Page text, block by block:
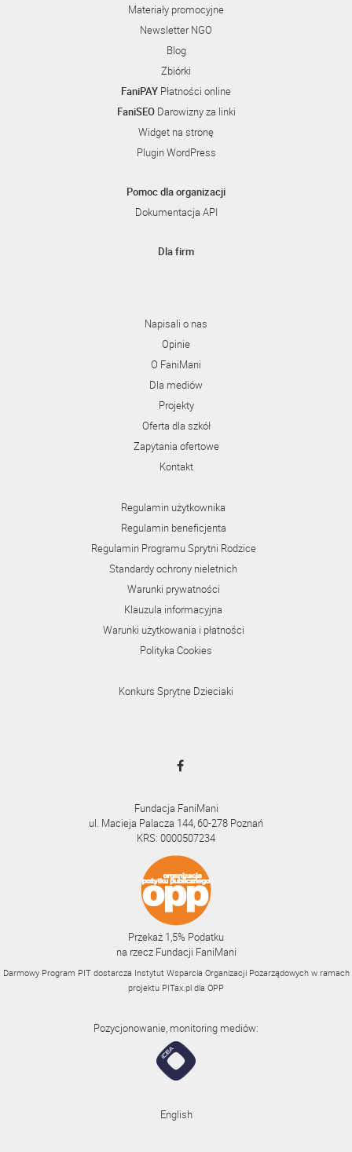
Materiały promocyjne
Newsletter NGO
Blog
Zbiórki
FaniPAY Płatności online
FaniSEODarowizny za linki
Widget na stronę
Plugin WordPress
Pomoc dla organizacji
Dokumentacja API
Dla firm
Napisali o nas
Opinie
O FaniMani
Dla mediów
Projekty
Oferta dla szkół
Zapytania ofertowe
Kontakt
Regulamin użytkownika
Regulamin beneficjenta
Regulamin Programu Sprytni Rodzice
Standardy ochrony nieletnich
Warunki prywatności
Klauzula informacyjna
Warunki użytkowania i płatności
Polityka Cookies
Konkurs Sprytne Dzieciaki
Fundacja FaniMani
ul. Macieja Palacza 144, 60-278 Poznań
KRS: 0000507234
Przekaż 1,5% Podatku
na rzecz Fundacji FaniMani
Darmowy Program PIT dostarcza Instytut Wsparcia Organizacji Pozarządowych w ramach
projektu PITax.pl dla OPP
Pozycjonowanie, monitoring mediów:
English